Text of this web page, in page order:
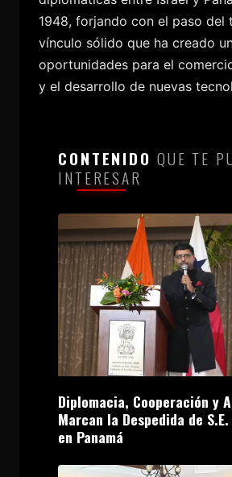
1948, forjando con el paso del
vínculo sólido que ha creado
oportunidades para el
y el desarrollo de nuevas
CONTENIDO QUE TE
INTERESAR
Diplomacia, Cooperación y
Marcan la Despedida de
en Panamá